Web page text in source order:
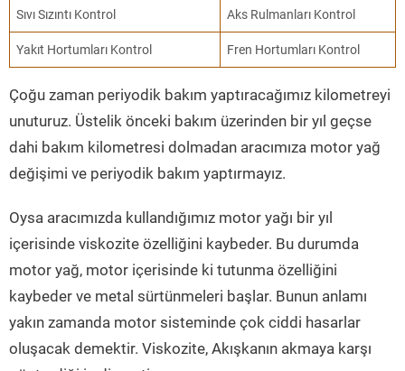
Sıvı Sızıntı Kontrol Aks Rulmanları Kontrol
Yakıt Hortumları Kontrol Fren Hortumları Kontrol
Çoğu zaman periyodik bakım yaptıracağımız kilometreyi
unuturuz. Üstelik önceki bakım üzerinden bir yıl geçse
dahi bakım kilometresi dolmadan aracımıza motor yağ
değişimi ve periyodik bakım yaptırmayız.
Oysa aracımızda kullandığımız motor yağı bir yıl
içerisinde viskozite özelliğini kaybeder. Bu durumda
motor yağ, motor içerisinde ki tutunma özelliğini
kaybeder ve metal sürtünmeleri başlar. Bunun anlamı
yakın zamanda motor sisteminde çok ciddi hasarlar
oluşacak demektir. Viskozite, Akışkanın akmaya karşı